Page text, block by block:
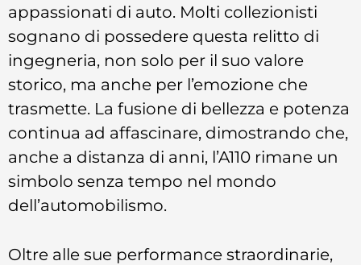
appassionati di auto. Molti collezionisti
sognano di possedere questa relitto di
ingegneria, non solo per il suo valore
storico, ma anche per l’emozione che
trasmette. La fusione di bellezza e potenza
continua ad affascinare, dimostrando che,
anche a distanza di anni, l’A110 rimane un
simbolo senza tempo nel mondo
dell’automobilismo.
Oltre alle sue performance straordinarie,